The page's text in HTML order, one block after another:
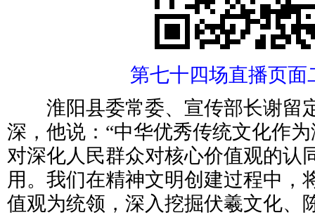
第七十四场直播页面
淮阳县委常委、宣传部长谢留
深，他说：“中华优秀传统文化作
对深化人民群众对核心价值观的认
用。我们在精神文明创建过程中，
值观为统领，深入挖掘伏羲文化、